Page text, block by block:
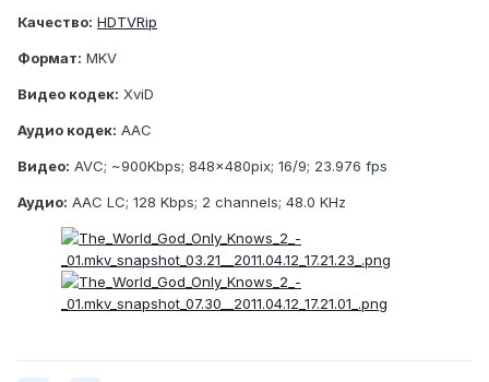
Качество: HDTVRip
Формат: MKV
Видео кодек: XviD
Аудио кодек: AAC
Видео: AVC; ~900Kbps; 848x480pix; 16/9; 23.976 fps
Аудио: AAC LC; 128 Kbps; 2 channels; 48.0 KHz